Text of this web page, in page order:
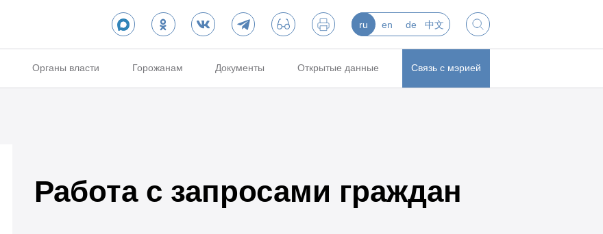
ru en de 中文
Органы власти Горожанам Документы Открытые данные Связь с мэрией
Работа с запросами граждан